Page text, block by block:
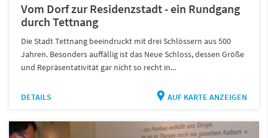
Vom Dorf zur Residenzstadt - ein Rundgang
durch Tettnang
Die Stadt Tettnang beeindruckt mit drei Schlössern aus 500
Jahren. Besonders auffällig ist das Neue Schloss, dessen Größe
und Repräsentativität gar nicht so recht in...
DETAILS AUF KARTE ANZEIGEN